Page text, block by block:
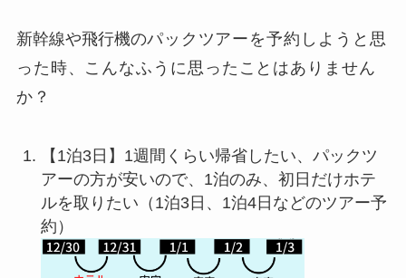
新幹線や飛行機のパックツアーを予約しようと思
った時、こんなふうに思ったことはありません
か？
【1泊3日】1週間くらい帰省したい、パックツ
アーの方が安いので、1泊のみ、初日だけホテ
ルを取りたい（1泊3日、1泊4日などのツアー予
約）